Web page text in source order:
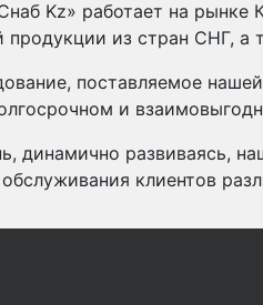
Kz» работает на рынке
продукции из стран СНГ,
поставляемое
и
динамично развиваясь,
клиентов